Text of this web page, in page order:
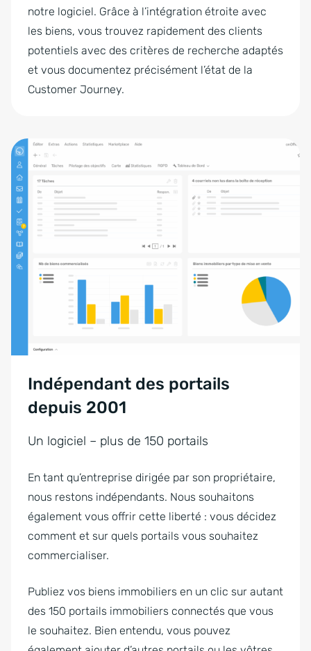
notre logiciel. Grâce à l’intégration étroite avec
les biens, vous trouvez rapidement des clients
potentiels avec des critères de recherche adaptés
et vous documentez précisément l’état de la
Customer Journey.
Indépendant des portails
depuis 2001
Un logiciel – plus de 150 portails
En tant qu’entreprise dirigée par son propriétaire,
nous restons indépendants. Nous souhaitons
également vous offrir cette liberté : vous décidez
comment et sur quels portails vous souhaitez
commercialiser.
Publiez vos biens immobiliers en un clic sur autant
des 150 portails immobiliers connectés que vous
le souhaitez. Bien entendu, vous pouvez